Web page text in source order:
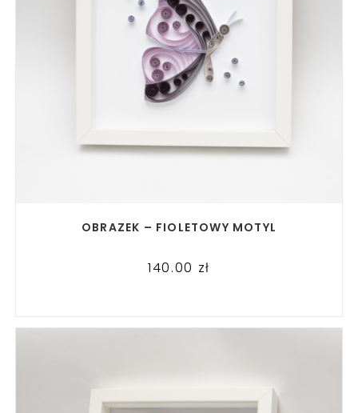
OBRAZEK – FIOLETOWY MOTYL
140.00 zł